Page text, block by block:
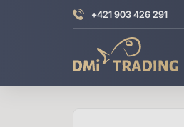
+421 903 426 291
Trading